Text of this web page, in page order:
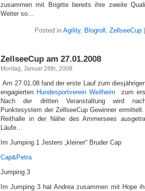
zusammen mit Brigitte bereits ihre zweite
Weiter so…
Posted in Agility, Blogroll , ZellseeCup
ZellseeCup am 27.01.2008
Montag, Januar 28th, 2008
Am 27.01.08 fand der erste Lauf zum
engagierten Hundesportverein Weilheim zum
Nach der dritten Veranstaltung wird
Punktesystem der ZellseeCup Gewinner
Reithalle in der Nähe des Ammersees
Läufe…
Im Jumping 1 Jesters „kleiner“ Bruder Cap
Cap&Petra
Jumping 3
Im Jumping 3 hat Andrea zusammen mit Hope